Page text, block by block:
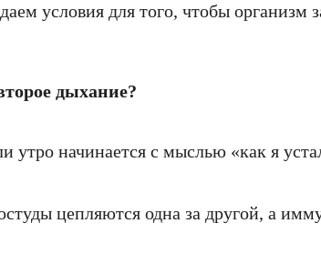
условия для того, чтобы
дыхание?
начинается с мыслью «как я
цепляются одна за другой, а
политикой конфиденциальности.
КУПИТЬ
Введите корректное значение